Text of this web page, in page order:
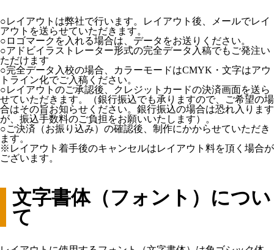
○レイアウトは弊社で行います。レイアウト後、メールでレイ
アウトを送らせていただきます。
○ロゴマークを入れる場合は、データをお送りください。
○アドビイラストレーター形式の完全データ入稿でもご発注い
ただけます
○完全データ入校の場合、カラーモードはCMYK・文字はアウ
トライン化でご入稿ください。
○レイアウトのご承認後、クレジットカードの決済画面を送ら
せていただきます。（銀行振込でも承りますので、ご希望の場
合はその旨お知らせください。銀行振込の場合は恐れ入ります
が、振込手数料のご負担をお願いいたします）。
○ご決済（お振り込み）の確認後、制作にかからせていただき
ます。
※レイアウト着手後のキャンセルはレイアウト料を頂く場合が
ございます。
文字書体（フォント）につい
て